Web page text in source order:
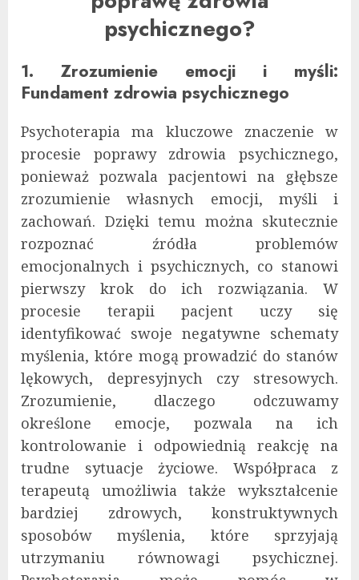
psychicznego?
1. Zrozumienie emocji i myśli:
Fundament zdrowia psychicznego
Psychoterapia ma kluczowe znaczenie w
procesie poprawy zdrowia psychicznego,
ponieważ pozwala pacjentowi na głębsze
zrozumienie własnych emocji, myśli i
zachowań. Dzięki temu można skutecznie
rozpoznać źródła problemów
emocjonalnych i psychicznych, co stanowi
pierwszy krok do ich rozwiązania. W
procesie terapii pacjent uczy się
identyfikować swoje negatywne schematy
myślenia, które mogą prowadzić do stanów
lękowych, depresyjnych czy stresowych.
Zrozumienie, dlaczego odczuwamy
określone emocje, pozwala na ich
kontrolowanie i odpowiednią reakcję na
trudne sytuacje życiowe. Współpraca z
terapeutą umożliwia także wykształcenie
bardziej zdrowych, konstruktywnych
sposobów myślenia, które sprzyjają
utrzymaniu równowagi psychicznej.